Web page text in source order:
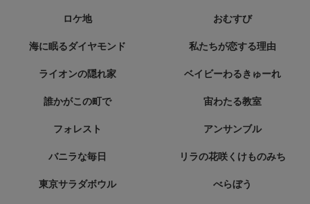
ロケ地 おむすび
海に眠るダイヤモンド 私たちが恋する理由
ライオンの隠れ家 ベイビーわるきゅーれ
誰かがこの町で 宙わたる教室
フォレスト アンサンブル
バニラな毎日 リラの花咲くけものみち
東京サラダボウル べらぼう